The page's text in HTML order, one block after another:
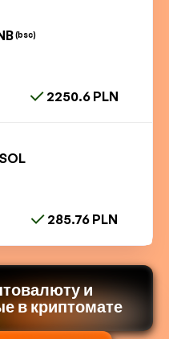
(bsc)
2250.6 PLN
SOL
285.76 PLN
и
в криптомате